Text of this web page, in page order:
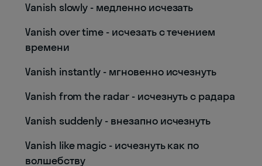
Vanish slowly - медленно исчезать
Vanish over time - исчезать с течением
времени
Vanish instantly - мгновенно исчезнуть
Vanish from the radar - исчезнуть с радара
Vanish suddenly - внезапно исчезнуть
Vanish like magic - исчезнуть как по
волшебству